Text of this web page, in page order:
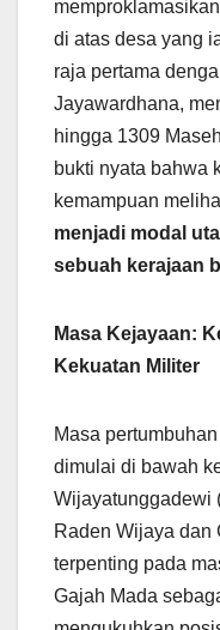
di atas desa yang
raja pertama
Jayawardhana,
hingga 1309
bukti nyata bahwa
kemampuan
menjadi modal
sebuah kerajaan
Masa Kejayaan:
Kekuatan Militer
Masa
dimulai di bawah
Wijayatunggadewi
Raden Wijaya dan
terpenting pada
Gajah Mada